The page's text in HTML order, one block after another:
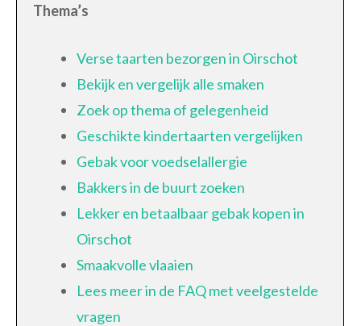
Thema’s
Verse taarten bezorgen in Oirschot
Bekijk en vergelijk alle smaken
Zoek op thema of gelegenheid
Geschikte kindertaarten vergelijken
Gebak voor voedselallergie
Bakkers in de buurt zoeken
Lekker en betaalbaar gebak kopen in
Oirschot
Smaakvolle vlaaien
Lees meer in de FAQ met veelgestelde
vragen